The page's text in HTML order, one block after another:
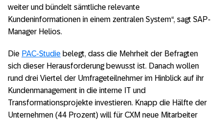
weiter und bündelt sämtliche relevante
Kundeninformationen in einem zentralen System“, sagt SAP-
Manager Helios.
Die PAC-Studie belegt, dass die Mehrheit der Befragten
sich dieser Herausforderung bewusst ist. Danach wollen
rund drei Viertel der Umfrageteilnehmer im Hinblick auf ihr
Kundenmanagement in die interne IT und
Transformationsprojekte investieren. Knapp die Hälfte der
Unternehmen (44 Prozent) will für CXM neue Mitarbeiter